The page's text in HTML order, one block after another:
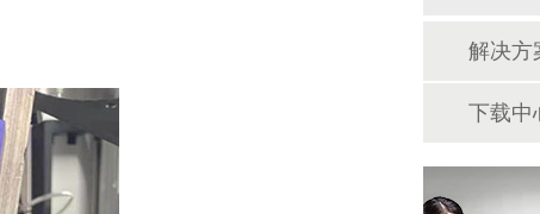
解决方
下载中